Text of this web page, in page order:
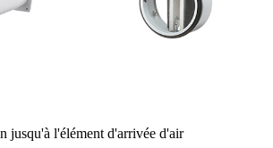
jusqu'à l'élément d'arrivée d'air